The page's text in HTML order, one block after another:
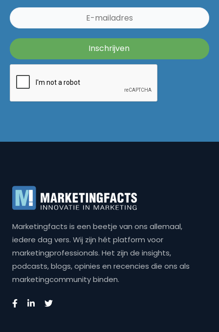
Marketingfacts is een beetje van ons allemaal,
iedere dag vers. Wij zijn hét platform voor
marketingprofessionals. Het zijn de insights,
podcasts, blogs, opinies en recencies die ons als
marketingcommunity binden.